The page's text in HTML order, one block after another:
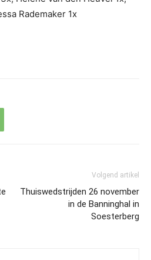
Rademaker 1x
Volgend artikel
Thuiswedstrijden 26 november
in de Banninghal in
Soesterberg